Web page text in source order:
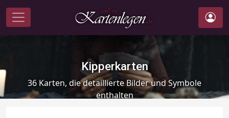
Kipperkarten
36 Karten, die detaillierte Bilder und Symbole
enthalten